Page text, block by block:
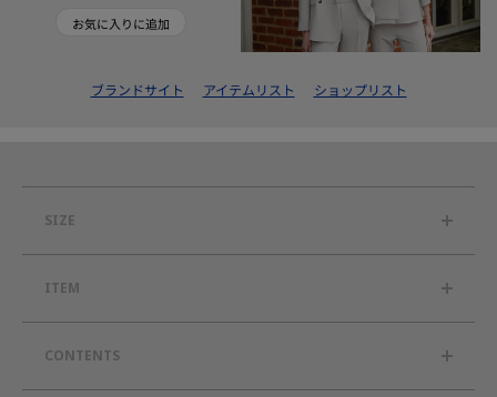
お気に入りに追加
ブランドサイト アイテムリスト ショップリスト
SIZE
ITEM
CONTENTS